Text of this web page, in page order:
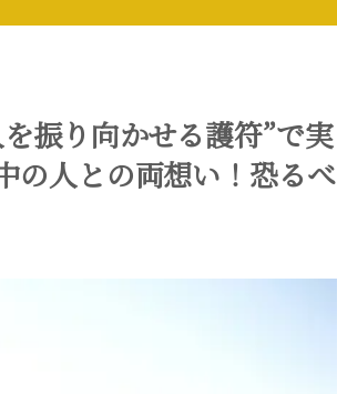
振り向かせる護符”で実
の人との両想い！恐るべ